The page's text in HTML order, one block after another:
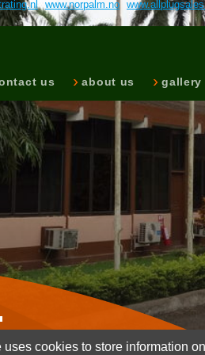
www.norpalm.no
us about us gallery
uses cookies to store information